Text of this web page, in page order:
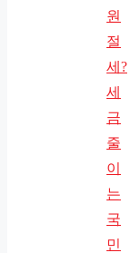
원
절
세?
세
금
줄
이
는
국
민